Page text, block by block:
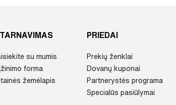
su mumis
forma
žemėlapis
PRIEDAI
Prekių ženklai
Dovanų kuponai
Partnerystės programa
Specialūs pasiūlymai